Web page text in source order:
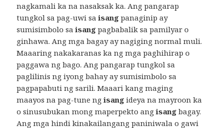
nagkamali ka na nasaksak ka. Ang pangarap
tungkol sa pag-uwi saisang panaginip ay
sumisimbolo saisang pagbabalik sa pamilyar o
ginhawa. Ang mga bagay ay nagiging normal muli.
Maaaring nakakaranas ka ng mga paghihirap o
paggawa ng bago. Ang pangarap tungkol sa
paglilinis ng iyong bahay ay sumisimbolo sa
pagpapabuti ng sarili. Maaari kang maging
maayos na pag-tune ngisang ideya na mayroon ka
o sinusubukan mong maperpekto angisang bagay.
Ang mga hindi kinakailangang paniniwala o gawi